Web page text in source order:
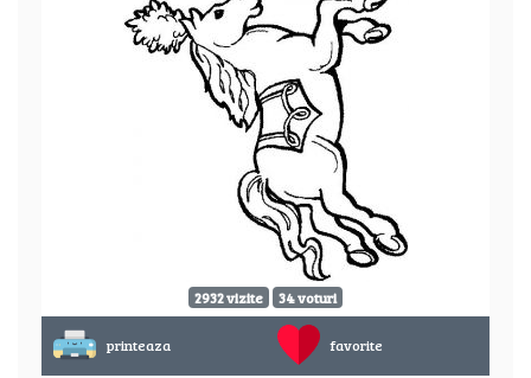
2932 vizite 34 voturi
printeaza favorite